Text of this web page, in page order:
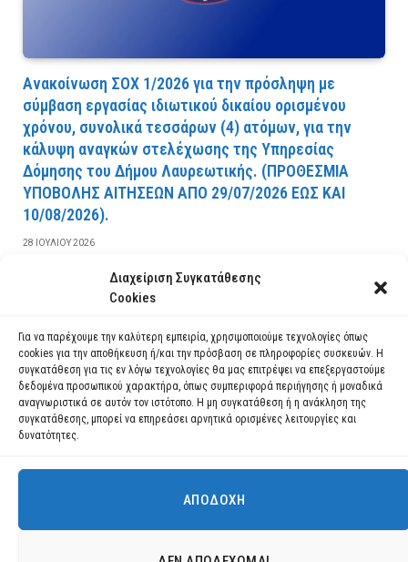
Διαχείριση Συγκατάθεσης
Cookies
Για να παρέχουμε την καλύτερη εμπειρία, χρησιμοποιούμε τεχνολογίες όπως
cookies για την αποθήκευση ή/και την πρόσβαση σε πληροφορίες συσκευών. Η
συγκατάθεση για τις εν λόγω τεχνολογίες θα μας επιτρέψει να επεξεργαστούμε
δεδομένα προσωπικού χαρακτήρα, όπως συμπεριφορά περιήγησης ή μοναδικά
αναγνωριστικά σε αυτόν τον ιστότοπο. Η μη συγκατάθεση ή η ανάκληση της
συγκατάθεσης, μπορεί να επηρεάσει αρνητικά ορισμένες λειτουργίες και
δυνατότητες.
ΑΠΟΔΟΧΉ
Ανακοίνωση ΣΟΧ 1/2026 για την πρόσληψη με
σύμβαση εργασίας ιδιωτικού δικαίου ορισμένου
χρόνου, συνολικά τεσσάρων (4) ατόμων, για την
κάλυψη αναγκών στελέχωσης της Υπηρεσίας
Δόμησης του Δήμου Λαυρεωτικής. (ΠPOΘEΣMIA
YΠOBOΛHΣ AITHΣEΩN AΠO 29/07/2026 EΩΣ KAI
10/08/2026).
28 ΙΟΥΛΊΟΥ 2026
ΔΙΑΒΆΣΤΕ ΠΕΡΙΣΣΌΤΕΡΑ
Χρησιμοποιούμε cookies για να σας προσφέρουμε τη βέλτιστη εμπειρία
πλοήγησης στον ιστότοπό μας.